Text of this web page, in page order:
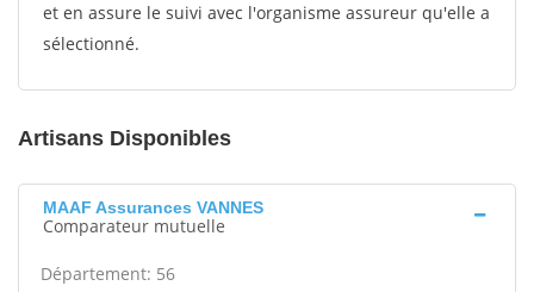
et en assure le suivi avec l'organisme assureur qu'elle a
sélectionné.
Artisans Disponibles
MAAF Assurances VANNES
Comparateur mutuelle
Département: 56